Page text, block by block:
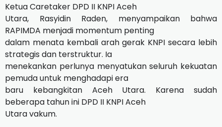
Ketua Caretaker DPD II KNPI Aceh
Utara, Rasyidin Raden, menyampaikan bahwa
RAPIMDA menjadi momentum penting
dalam menata kembali arah gerak KNPI secara lebih
strategis dan terstruktur. Ia
menekankan perlunya menyatukan seluruh kekuatan
pemuda untuk menghadapi era
baru kebangkitan Aceh Utara. Karena sudah
beberapa tahun ini DPD II KNPI Aceh
Utara vakum.